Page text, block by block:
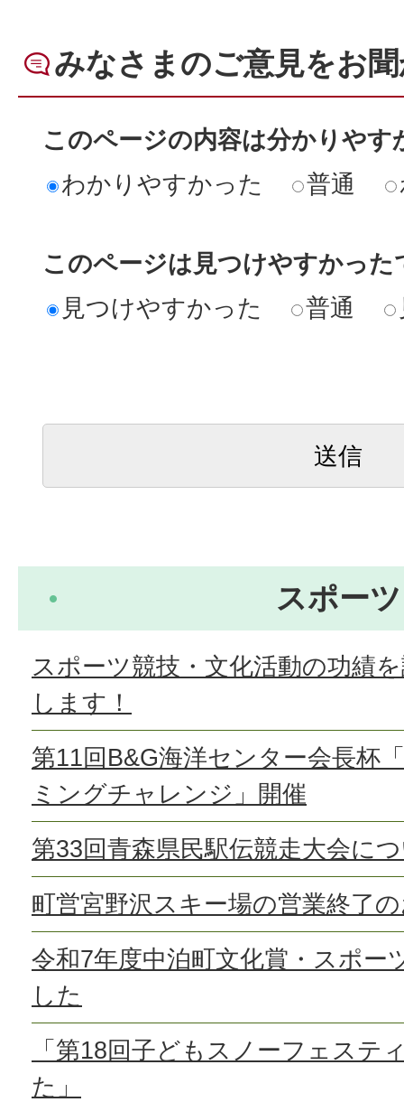
みなさまのご意見をお
このページの内容は分かりやす
わかりやすかった
普通
このページは見つけやすかった
見つけやすかった
普通
スポーツ
スポーツ競技・文化活動の功績
します！
第11回B&G海洋センター会長杯
ミングチャレンジ」開催
第33回青森県民駅伝競走大会に
町営宮野沢スキー場の営業終了
令和7年度中泊町文化賞・スポー
した
「第18回子どもスノーフェステ
た」